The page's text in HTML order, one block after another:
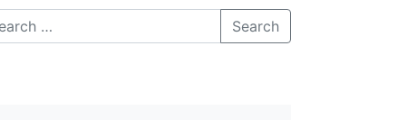
Search